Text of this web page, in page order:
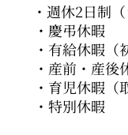
・週休2日制
休暇
暇（初年度
後休暇（
暇（取得実
休暇